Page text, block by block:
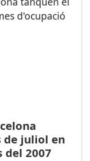
juliol en
del 2007